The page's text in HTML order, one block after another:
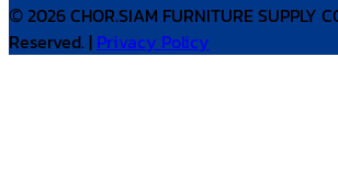
© 2026 CHOR.SIAM FURNITURE SUPPLY
Reserved. | Privacy Policy